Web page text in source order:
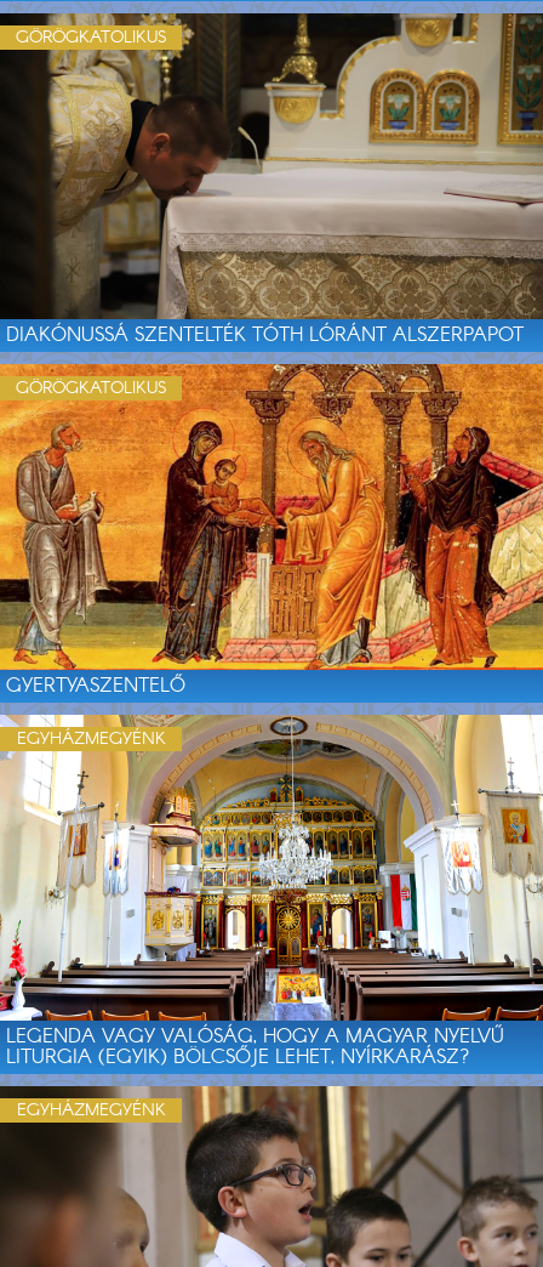
DIAKÓNUSSÁ SZENTELTÉK TÓTH LÓRÁNT ALSZERPAPOT
GÖRÖGKATOLIKUS
GYERTYASZENTELŐ
GÖRÖGKATOLIKUS
LEGENDA VAGY VALÓSÁG, HOGY A MAGYAR NYELVŰ
LITURGIA (EGYIK) BÖLCSŐJE LEHET, NYÍRKARÁSZ?
EGYHÁZMEGYÉNK
EGYHÁZMEGYÉNK